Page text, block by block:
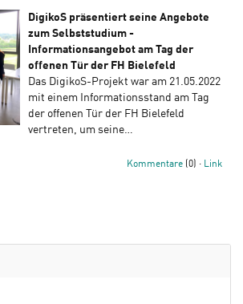
DigikoS präsentiert seine Angebote
zum Selbststudium -
Informationsangebot am Tag der
offenen Tür der FH Bielefeld
Das DigikoS-Projekt war am 21.05.2022
mit einem Informationsstand am Tag
der offenen Tür der FH Bielefeld
vertreten, um seine…
Kommentare (0) · Link